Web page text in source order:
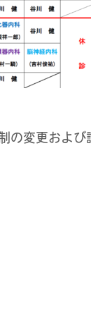
の変更および